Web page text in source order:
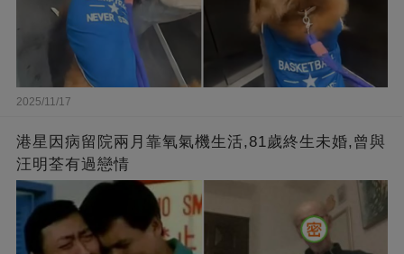
2025/11/17
港星因病留院兩月靠氧氣機生活,81歲終生未婚,曾與
汪明荃有過戀情